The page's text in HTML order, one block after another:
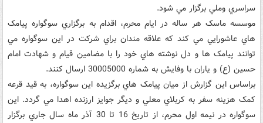
سراسري وملي برگزار مي شود.
موسسه ماسک هر ساله در ايام محرم، اقدام به برگزاري سوگواره پيامک
هاي عاشورايي مي کند که علاقه مندان براي شرکت در اين سوگواره مي
توانند پيامک ها و دل نوشته هاي خود را با مضامين قيام و شهادت امام
حسين (ع) و ياران با وفايش به شماره 30005000 ارسال کنند.
براساس اين گزارش از ميان پيامک هاي برگزيده اين سوگواره، به قيد قرعه
کمک هزينه سفر به کربلاي معلي و ديگر جوايز ارزنده اهدا مي گردد. اين
سوگواره در نيمه اول محرم، از تاريخ 16 تا 30 آذر ماه سال جاري برگزار